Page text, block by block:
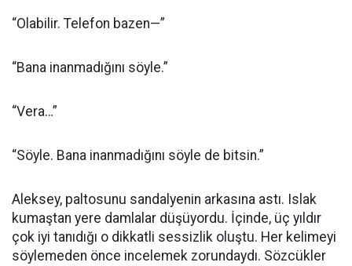
“Olabilir. Telefon bazen—”
“Bana inanmadığını söyle.”
“Vera…”
“Söyle. Bana inanmadığını söyle de bitsin.”
Aleksey, paltosunu sandalyenin arkasına astı. Islak
kumaştan yere damlalar düşüyordu. İçinde, üç yıldır
çok iyi tanıdığı o dikkatli sessizlik oluştu. Her kelimeyi
söylemeden önce incelemek zorundaydı. Sözcükler